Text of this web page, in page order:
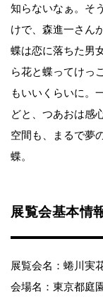
知らないなぁ。そ
けで、森進一さん
蝶は恋に落ちた男
ら花と蝶ってけっ
もいいくらいに。
どと、つあおは感
空間も、まるで夢
蝶。
展覧会基本情
展覧会名：蜷川実
会場名：東京都庭